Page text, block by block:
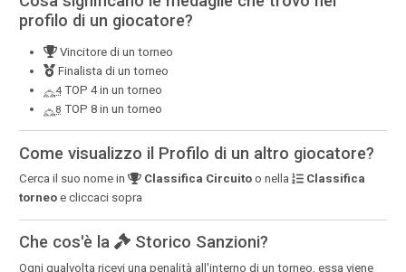
profilo di un giocatore?
Vincitore di un torneo
Finalista di un torneo
4TOP 4 in un torneo
8 TOP 8 in un torneo
Come visualizzo il Profilo di un altro giocatore?
Cerca il suo nome in Classifica Circuitoo nella
Classifica
torneo e cliccaci sopra
Che cos'è la Storico Sanzioni?
Ogni qualvolta ricevi una penalità all'interno di un torneo, essa viene